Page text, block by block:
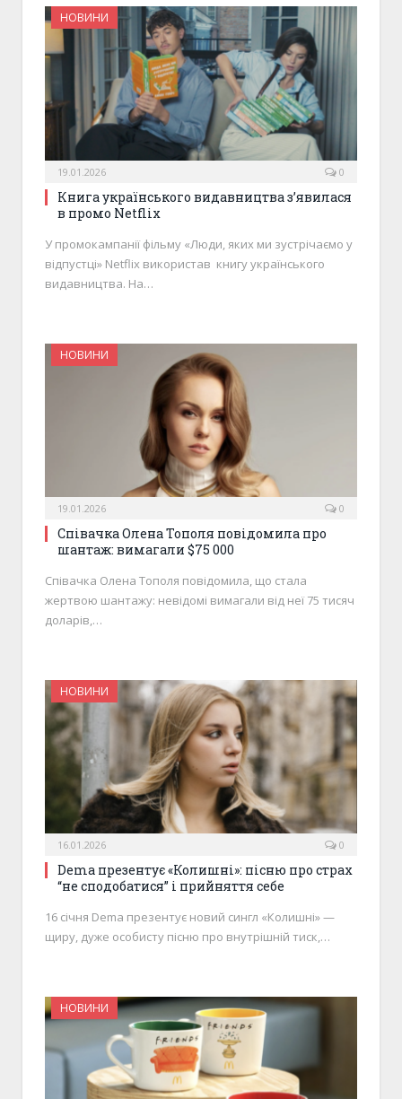
НОВИНИ
19.01.2026 0
Книга українського видавництва зʼявилася
в промо Netflix
У промокампанії фільму «Люди, яких ми зустрічаємо у
відпустці» Netflix використав книгу українського
видавництва. На…
НОВИНИ
19.01.2026 0
Співачка Олена Тополя повідомила про
шантаж: вимагали $75 000
Співачка Олена Тополя повідомила, що стала
жертвою шантажу: невідомі вимагали від неї 75 тисяч
доларів,…
НОВИНИ
16.01.2026 0
Dema презентує «Колишні»: пісню про страх
“не сподобатися” і прийняття себе
16 січня Dema презентує новий сингл «Колишні» —
щиру, дуже особисту пісню про внутрішній тиск,…
НОВИНИ